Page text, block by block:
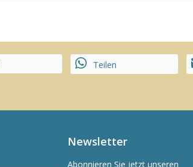
Teilen
Newsletter
Abonnieren Sie jetzt unseren